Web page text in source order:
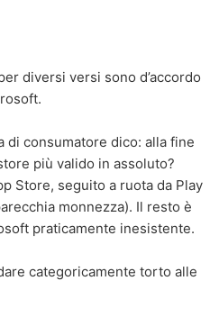
diversi versi sono d’accordo
di consumatore dico: alla fine
più valido in assoluto?
Store, seguito a ruota da Play
monnezza). Il resto è
praticamente inesistente.
categoricamente torto alle